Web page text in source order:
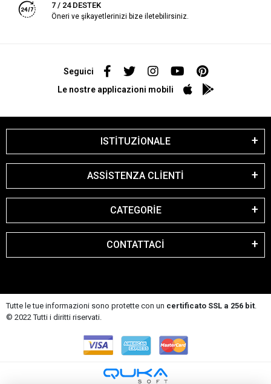
7 / 24 DESTEK
Öneri ve şikayetlerinizi bize iletebilirsiniz.
Seguici
Le nostre applicazioni mobili
ISTİTUZİONALE
ASSİSTENZA CLİENTİ
CATEGORİE
CONTATTACİ
Tutte le tue informazioni sono protette con un certificato SSL a 256 bit.
© 2022 Tutti i diritti riservati.